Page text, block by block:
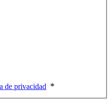
de privacidad